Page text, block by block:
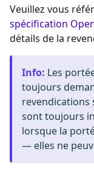
Veuillez vous
spécification
détails de la
Info: Les
toujours
revendications
sont toujours
lorsque la
— elles ne